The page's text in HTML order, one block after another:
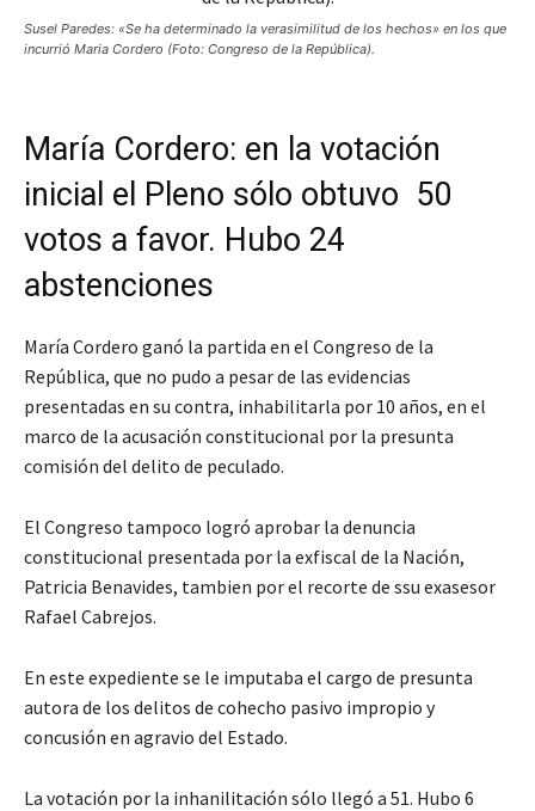
Susel Paredes: «Se ha determinado la verasimilitud de los hechos» en los que
incurrió Maria Cordero (Foto: Congreso de la República).
María Cordero: en la votación
inicial el Pleno sólo obtuvo 50
votos a favor. Hubo 24
abstenciones
María Cordero ganó la partida en el Congreso de la
República, que no pudo a pesar de las evidencias
presentadas en su contra, inhabilitarla por 10 años, en el
marco de la acusación constitucional por la presunta
comisión del delito de peculado.
El Congreso tampoco logró aprobar la denuncia
constitucional presentada por la exfiscal de la Nación,
Patricia Benavides, tambien por el recorte de ssu exasesor
Rafael Cabrejos.
En este expediente se le imputaba el cargo de presunta
autora de los delitos de cohecho pasivo impropio y
concusión en agravio del Estado.
La votación por la inhanilitación sólo llegó a 51. Hubo 6